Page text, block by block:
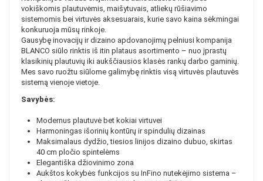
vokiškomis plautuvėmis, maišytuvais, atliekų rūšiavimo
sistemomis bei virtuvės aksesuarais, kurie savo kaina sėkmingai
konkuruoja mūsų rinkoje.
Gausybę inovacijų ir dizaino apdovanojimų pelniusi kompanija
BLANCO siūlo rinktis iš itin plataus asortimento – nuo įprastų
klasikinių plautuvių iki aukščiausios klasės rankų darbo gaminių.
Mes savo ruožtu siūlome galimybę rinktis visą virtuvės plautuvės
sistemą vienoje vietoje.
Savybės:
Modernus plautuvė bet kokiai virtuvei
Harmoningas išorinių kontūrų ir spindulių dizainas
Maksimalaus dydžio, tiesios linijos dizaino dubuo, skirtas
40 cm pločio spintelėms
Elegantiška džiovinimo zona
Aukštos kokybės funkcijos su InFino nutekėjimo sistema –